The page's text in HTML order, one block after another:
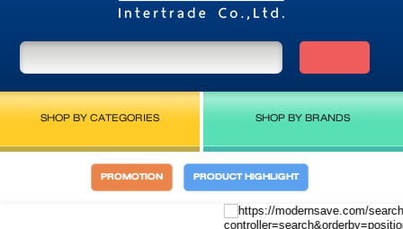
SHOP BY CATEGORIES SHOP BY BRANDS
PROMOTION PRODUCT HIGHLIGHT